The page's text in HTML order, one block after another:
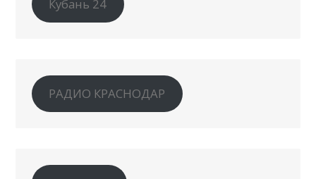
Кубань 24
РАДИО КРАСНОДАР